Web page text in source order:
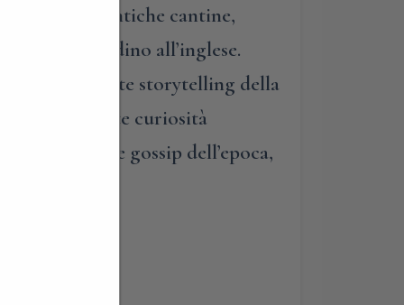
nelle antiche cantine,
giardino all’inglese.
storytelling della
tutte queste curiosità
da qualche gossip dell’epoca,